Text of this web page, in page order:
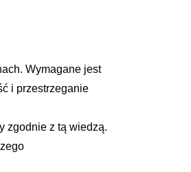
Wymagane jest
i przestrzeganie
zgodnie z tą wiedzą.